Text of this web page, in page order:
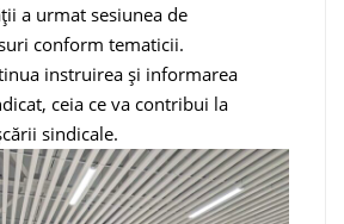
a urmat sesiunea de
conform tematicii.
instruirea și informarea
ceia ce va contribui la
sindicale.